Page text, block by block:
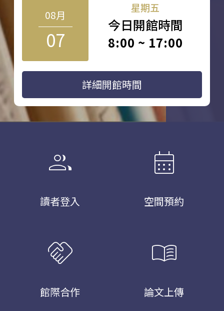
08月
07
星期五
今日開館時間
8:00 ~ 17:00
詳細開館時間
group
讀者登入
calendar_month
空間預約
handshake
館際合作
menu_book
論文上傳